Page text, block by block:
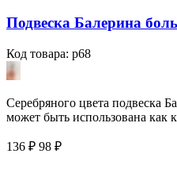
Подвеска Балерина
Код товара: p68
Серебряного цвета подвеска
может быть использована как
136 ₽ 98 ₽